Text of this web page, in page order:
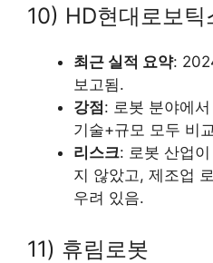
10) HD현대로보틱
최근 실적 요약:
보고됨.
강점 : 로봇 분야에
기술+규모 모두 비
리스크: 로봇 산업
지 않았고, 제조업
우려 있음.
11) 휴림로봇